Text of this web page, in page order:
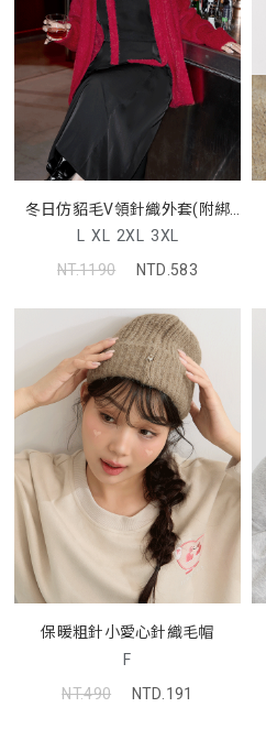
冬日仿貂毛V領針織外套(附綁
帶) MUA
L XL 2XL 3XL
NT.1190
NTD.583
保暖粗針小愛心針織毛帽
F
NT.490
NTD.191